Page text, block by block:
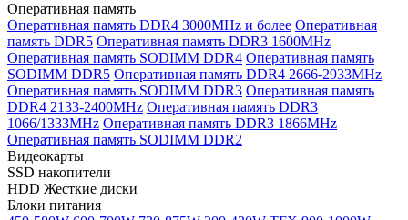
Оперативная память
Оперативная память DDR4 3000MHz и более Оперативная
память DDR5 Оперативная память DDR3 1600MHz
Оперативная память SODIMM DDR4 Оперативная память
SODIMM DDR5 Оперативная память DDR4 2666-2933MHz
Оперативная память SODIMM DDR3 Оперативная память
DDR4 2133-2400MHz Оперативная память DDR3
1066/1333MHz Оперативная память DDR3 1866MHz
Оперативная память SODIMM DDR2
Видеокарты
SSD накопители
HDD Жесткие диски
Блоки питания